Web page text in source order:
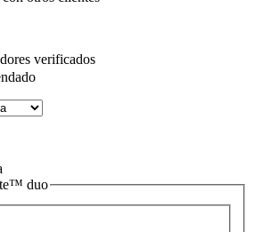
verificados
duo